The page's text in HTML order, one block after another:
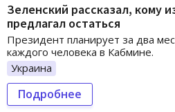
Зеленский рассказал, кому
предлагал остаться
Президент планирует за два
каждого человека в Кабмине.
Украина
Подробнее